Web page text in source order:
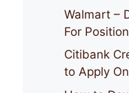
Walmart –
For
Citibank
to Apply